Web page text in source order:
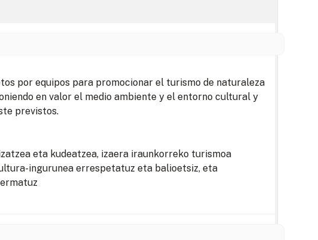
por equipos para promocionar el turismo de naturaleza
en valor el medio ambiente y el entorno cultural y
previstos.
eta kudeatzea, izaera iraunkorreko turismoa
ingurunea errespetatuz eta balioetsiz, eta